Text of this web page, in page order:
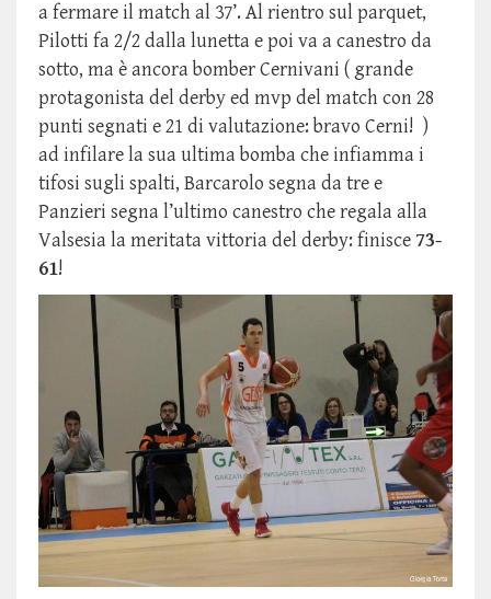
a fermare il match al 37’. Al rientro sul parquet,
Pilotti fa 2/2 dalla lunetta e poi va a canestro da
sotto, ma è ancora bomber Cernivani ( grande
protagonista del derby ed mvp del match con 28
punti segnati e 21 di valutazione: bravo Cerni! )
ad infilare la sua ultima bomba che infiamma i
tifosi sugli spalti, Barcarolo segna da tre e
Panzieri segna l’ultimo canestro che regala alla
Valsesia la meritata vittoria del derby: finisce 73-
61!